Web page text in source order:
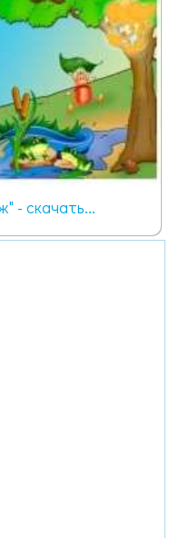
- скачать...